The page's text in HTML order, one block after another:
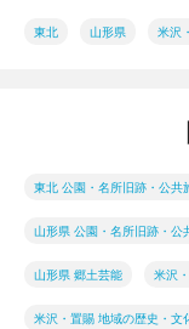
東北 山形県 米沢
東北 公園・名所旧跡・公共
山形県 公園・名所旧跡・公
山形県 郷土芸能 米沢
米沢・置賜 地域の歴史・文